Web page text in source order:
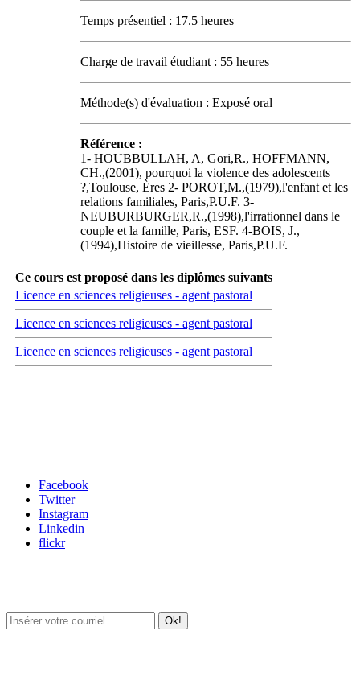
Temps présentiel : 17.5 heures
Charge de travail étudiant : 55 heures
Méthode(s) d'évaluation : Exposé oral
Référence :
1- HOUBBULLAH, A, Gori,R., HOFFMANN,
CH.,(2001), pourquoi la violence des adolescents
?,Toulouse, Ères 2- POROT,M.,(1979),l'enfant et les
relations familiales, Paris,P.U.F. 3-
NEUBURBURGER,R.,(1998),l'irrationnel dans le
couple et la famille, Paris, ESF. 4-BOIS, J.,
(1994),Histoire de vieillesse, Paris,P.U.F.
Ce cours est proposé dans les diplômes suivants
Licence en sciences religieuses - agent pastoral
Licence en sciences religieuses - agent pastoral
Licence en sciences religieuses - agent pastoral
Facebook
Twitter
Instagram
Linkedin
flickr